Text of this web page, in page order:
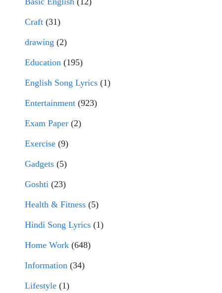
Craft (31)
drawing (2)
Education (195)
English Song Lyrics (1)
Entertainment (923)
Exam Paper (2)
Exercise (9)
Gadgets (5)
Goshti (23)
Health & Fitness (5)
Hindi Song Lyrics (1)
Home Work (648)
Information (34)
Lifestyle (1)